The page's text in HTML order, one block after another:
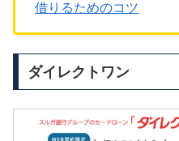
借りるためのコツ
ダイレクトワン